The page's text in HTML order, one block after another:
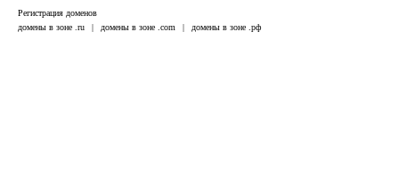
Регистрация доменов
домены в зоне .ru
| домены в зоне .com | домены в зоне .рф